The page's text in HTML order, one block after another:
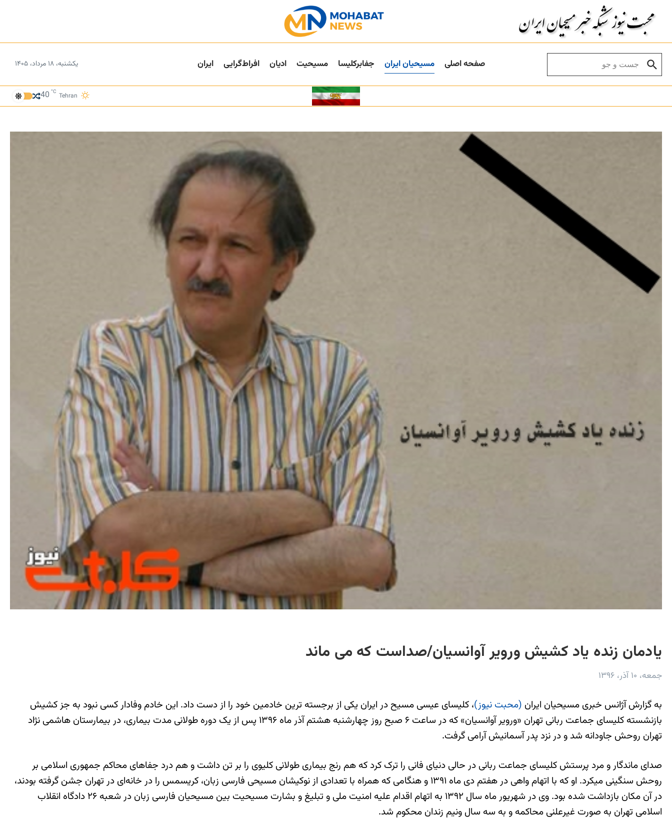
صفحه اصلی مسیحیان ایران جفا‌بر‌کلیسا مسیحیت ادیان افراط‌گرایی ایران یکشنبه، ۱۸ مرداد، ۱۴۰۵
Tehran
40 °C
یادمان زنده یاد کشیش ورویر آوانسیان/صداست که می ماند
جمعه، ۱۰ آذر، ۱۳۹۶
به گزارش آژانس خبری مسیحیان ایران (محبت نیوز)، کلیسای عیسی مسیح در ایران یکی از برجسته ترین خادمین خود را از دست داد. این خادم وفادار کسی نبود به جز کشیش
بازنشسته کلیسای جماعت ربانی تهران «ورویر آوانسیان» که در ساعت ۶ صبح روز چهارشنبه هشتم آذر ماه ۱۳۹۶ پس از یک دوره طولانی مدت بیماری، در بیمارستان هاشمی نژاد
تهران روحش جاودانه شد و در نزد پدر آسمانیش آرامی گرفت.
صدای ماندگار و مرد پرستش کلیسای جماعت ربانی در حالی دنیای فانی را ترک کرد که هم رنج بیماری طولانی کلیوی را بر تن داشت و هم درد جفاهای محاکم جمهوری اسلامی بر
روحش سنگینی میکرد. او که با اتهام واهی در هفتم دی ماه ۱۳۹۱ و هنگامی که همراه با تعدادی از نوکيشان مسيحی فارسی زبان، کريسمس را در خانه‌ای در تهران جشن گرفته بودند،
در آن مکان بازداشت شده بود. وی در شهریور ماه سال ۱۳۹۲ به اتهام اقدام علیه امنیت ملی و تبلیغ و بشارت مسیحیت بین مسیحیان فارسی زبان در شعبه ۲۶ دادگاه انقلاب
اسلامی تهران به صورت غیرعلنی محاکمه و به سه سال ونیم زندان محکوم شد.